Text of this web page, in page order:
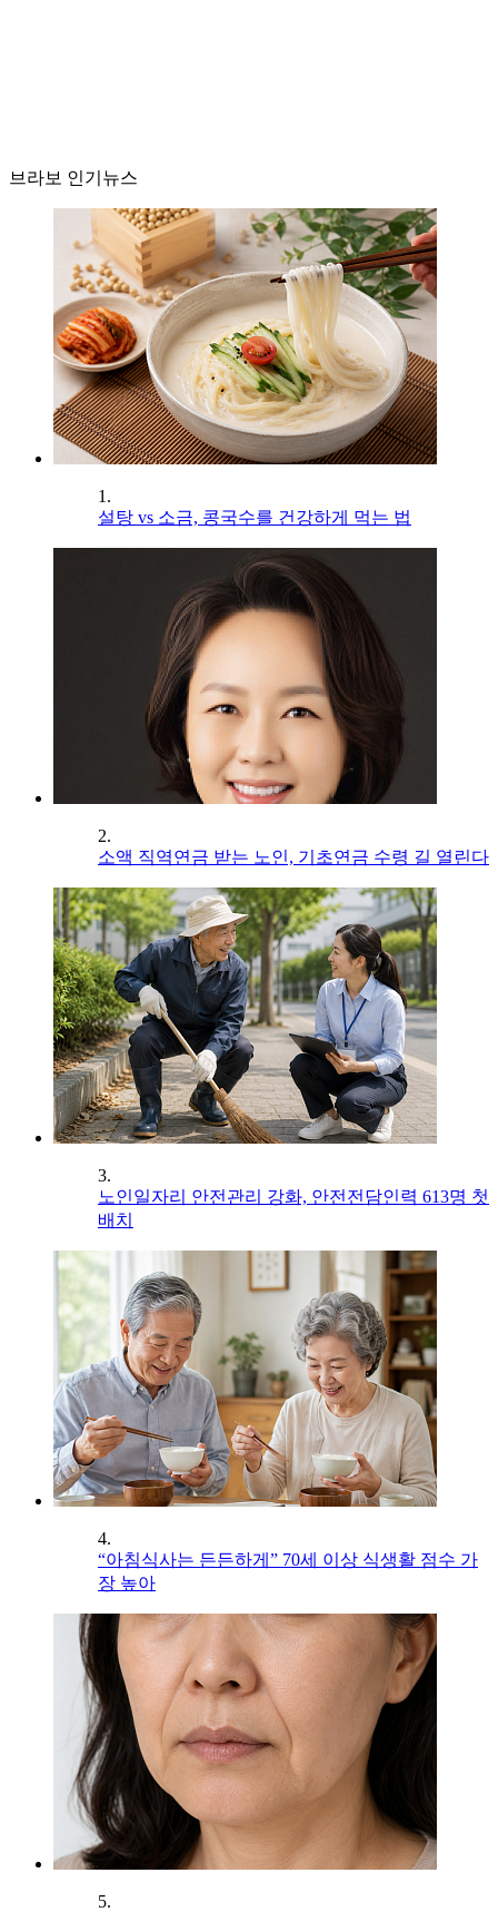
브라보 인기뉴스
1.
설탕 vs 소금, 콩국수를 건강하게 먹는 법
2.
소액 직역연금 받는 노인, 기초연금 수령 길 열린다
3.
노인일자리 안전관리 강화, 안전전담인력 613명 첫
배치
4.
“아침식사는 든든하게” 70세 이상 식생활 점수 가
장 높아
5.